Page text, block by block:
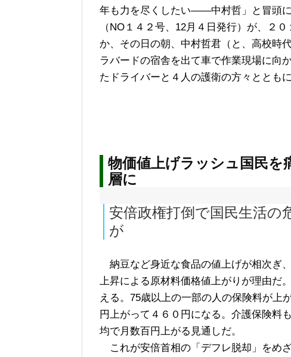
年も力を尽くしたい――中村哲」と冒頭
（NO１４２号、12月４日発行）が、２
か、その日の朝、中村哲君（と、高校時
ラバードの宿舎を出て車で作業現場に向
たドライバーと４人の護衛の方々ととも
物価値上げラッシュ国民を
層に
安倍政権打倒で国民生活の
が
納豆など身近な食品の値上げが相次ぎ
上昇による原材料価格値上がりが理由だ
える。75歳以上の一部の人の保険料が上
円上がって４６０円になる。介護保険料
均で月数百円上がる見通しだ。
これが安倍首相の「デフレ脱却」をめ